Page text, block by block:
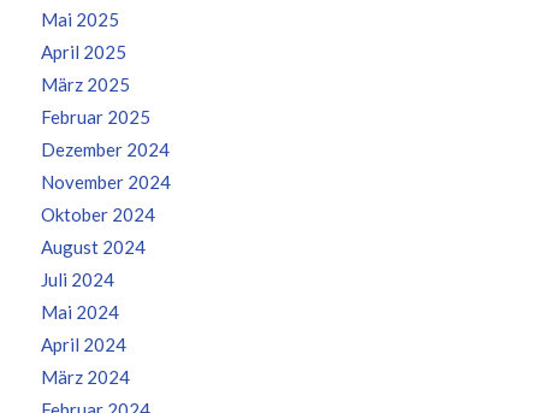
Mai 2025
April 2025
März 2025
Februar 2025
Dezember 2024
November 2024
Oktober 2024
August 2024
Juli 2024
Mai 2024
April 2024
März 2024